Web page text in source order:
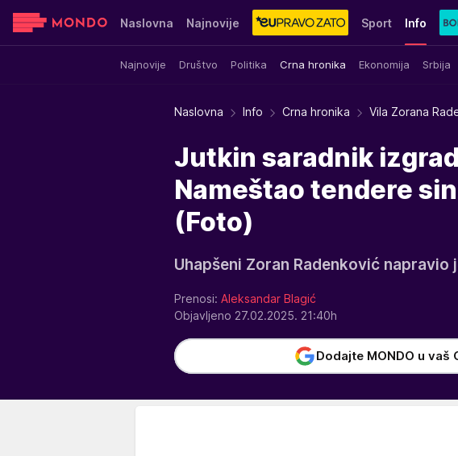
Naslovna Najnovije Sport Info
Najnovije Društvo Politika Crna hronika Ekonomija Srbija
Sensa Stvar ukusa Yumama
Naslovna Info Crna hronika Vila Zorana
Jutkin saradnik
Nameštao tendere
(Foto)
Uhapšeni Zoran Radenković napravio
Prenosi: Aleksandar Blagić
Objavljeno 27.02.2025. 21:40h
Dodajte MONDO u vaš